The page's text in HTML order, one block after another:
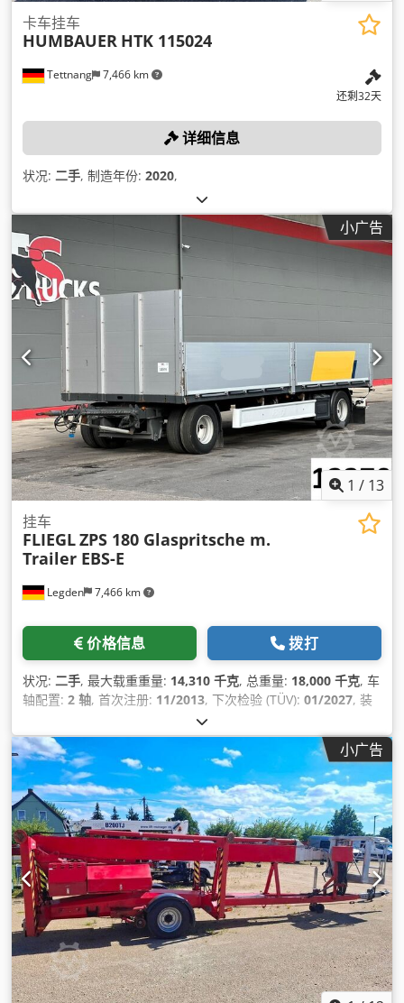
Tettnang 7,466 km
卡车挂车
HUMBAUER HTK 115024
还剩32天
详细信息
状况: 二手, 制造年份: 2020,
小广告
1 / 13
Legden 7,466 km
挂车
FLIEGLZPS 180 Glaspritsche m.
Trailer EBS-E
价格信息 拨打
状况: 二手, 最大载重重量: 14,310 千克, 总重量: 18,000 千克, 车
轴配置: 2 轴, 首次注册: 11/2013, 下次检验 (TÜV): 01/2027, 装
, 装载空间宽度:
800 毫米, 总长度:8,750 毫米, 总宽度:2,550 毫米, 总高度:
2,600 毫米, 设备:防抱死制动系统 (ABS) 小广告